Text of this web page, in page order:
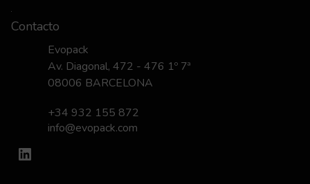
Contacto
Evopack
Av. Diagonal, 472 - 476 1º 7ª
08006 BARCELONA
+34 932 155 872
info@evopack.com
LinkedIn